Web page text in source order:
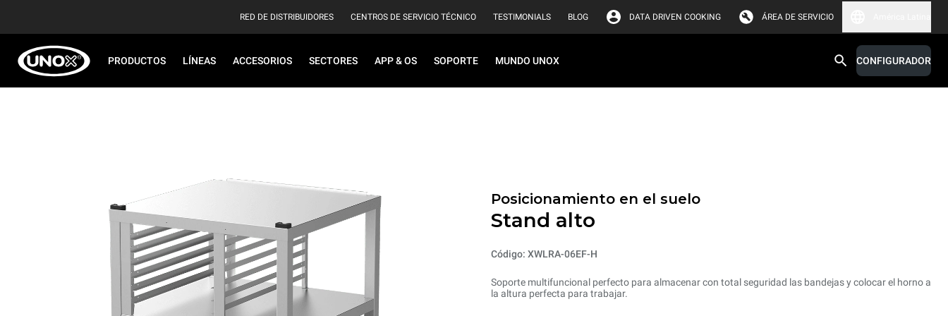
RED DE DISTRIBUIDORES CENTROS DE SERVICIO TÉCNICO TESTIMONIALS BLOG DATA DRIVEN COOKING ÁREA DE SERVICIO
PRODUCTOS LÍNEAS ACCESORIOS SECTORES APP & OS SOPORTE MUNDO UNOX CONFIGURADOR
Posicionamiento en el suelo
Stand alto
Código: XWLRA-06EF-H
Soporte multifuncional perfecto para almacenar con total seguridad las bandejas y colocar el horno a
la altura perfecta para trabajar.